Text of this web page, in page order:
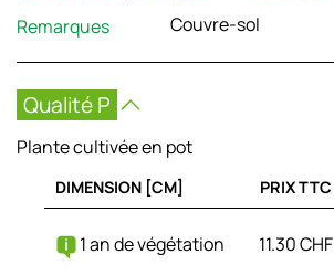
Remarques
Couvre-sol
Qualité P
Plante cultivée en pot
DIMENSION [CM] PRIX TTC
1 an de végétation 11.30 CHF